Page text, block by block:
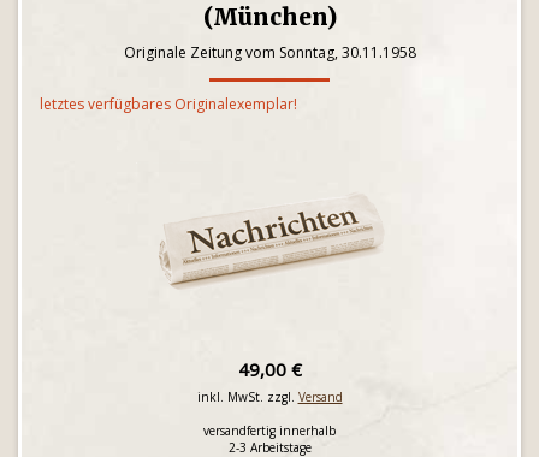
(München)
Originale Zeitung vom Sonntag, 30.11.1958
letztes verfügbares Originalexemplar!
49,00 €
inkl. MwSt. zzgl. Versand
versandfertig innerhalb
2-3 Arbeitstage